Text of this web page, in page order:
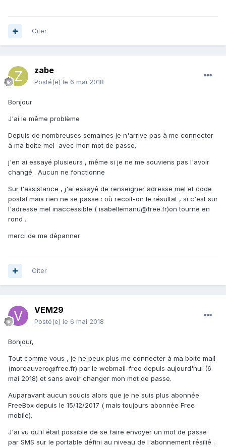
Citer
zabe
Posté(e) le 6 mai 2018
Bonjour
J'ai le même problème
Depuis de nombreuses semaines je n'arrive pas à me connecter
à ma boite mel avec mon mot de passe.
j'en ai essayé plusieurs , même si je ne me souviens pas l'avoir
changé . Aucun ne fonctionne
Sur l'assistance , j'ai essayé de renseigner adresse mel et code
postal mais rien ne se passe : où recoit-on le résultat , si c'est sur
l'adresse mel inaccessible ( isabellemanu@free.fr)on tourne en
rond .
merci de me dépanner
Citer
VEM29
Posté(e) le 6 mai 2018
Bonjour,
Tout comme vous , je ne peux plus me connecter à ma boite mail
(moreauvero@free.fr) par le webmail-free depuis aujourd'hui (6
mai 2018) et sans avoir changer mon mot de passe.
Auparavant aucun soucis alors que je ne suis plus abonnée
FreeBox depuis le 15/12/2017 ( mais toujours abonnée Free
mobile).
J'ai vu qu'il était possible de se faire envoyer un mot de passe
par SMS sur le portable défini au niveau de l'abonnement résilié .